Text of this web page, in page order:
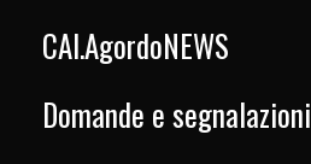
CAI.AgordoNEWS
Domande e segnalazioni